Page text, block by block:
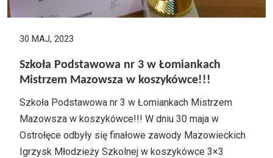
30 MAJ, 2023
Szkoła Podstawowa nr 3 w Łomiankach
Mistrzem Mazowsza w koszykówce!!!
Szkoła Podstawowa nr 3 w Łomiankach Mistrzem
Mazowsza w koszykówce!!! W dniu 30 maja w
Ostrołęce odbyły się finałowe zawody Mazowieckich
Igrzysk Młodzieży Szkolnej w koszykówce 3×3